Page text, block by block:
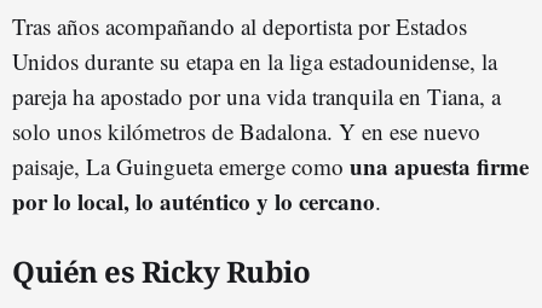
Tras años acompañando al deportista por Estados
Unidos durante su etapa en la liga estadounidense, la
pareja ha apostado por una vida tranquila en Tiana, a
solo unos kilómetros de Badalona. Y en ese nuevo
paisaje, La Guingueta emerge como una apuesta firme
por lo local, lo auténtico y lo cercano.
Quién es Ricky Rubio